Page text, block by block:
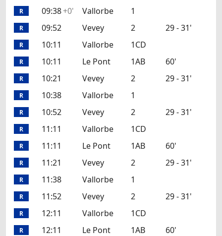
R 09:38+0' Vallorbe 1
R 09:52 Vevey 2 29 - 31'
R 10:11 Vallorbe 1CD
R 10:11 Le Pont 1AB 60'
R 10:21 Vevey 2 29 - 31'
R 10:38 Vallorbe 1
R 10:52 Vevey 2 29 - 31'
R 11:11 Vallorbe 1CD
R 11:11 Le Pont 1AB 60'
R 11:21 Vevey 2 29 - 31'
R 11:38 Vallorbe 1
R 11:52 Vevey 2 29 - 31'
R 12:11 Vallorbe 1CD
R 12:11 Le Pont 1AB 60'